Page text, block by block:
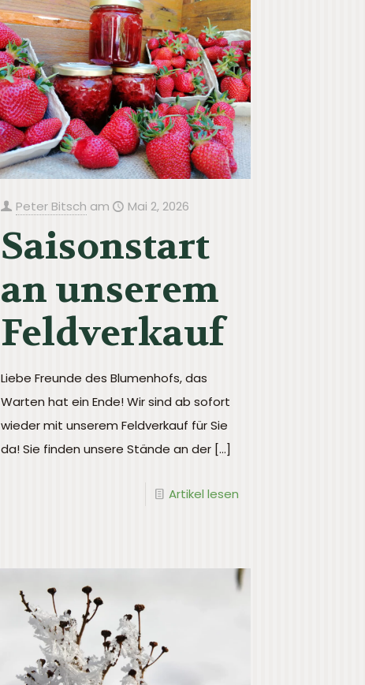
Peter Bitsch am Mai 2, 2026
Saisonstart
an unserem
Feldverkauf
Liebe Freunde des Blumenhofs, das
Warten hat ein Ende! Wir sind ab sofort
wieder mit unserem Feldverkauf für Sie
da! Sie finden unsere Stände an der[…]
Artikel lesen